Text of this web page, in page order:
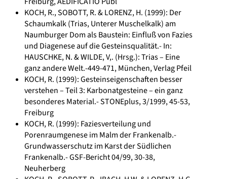
KOCH, R., SOBOTT, R. & LORENZ, H. (1999): Der
Schaumkalk (Trias, Unterer Muschelkalk) am
Naumburger Dom als Baustein: Einfluß von Fazies
und Diagenese auf die Gesteinsqualität.- In:
HAUSCHKE, N. & WILDE, V,. (Hrsg.): Trias – Eine
ganz andere Welt.-449-471, München, Verlag Pfeil
KOCH, R. (1999): Gesteinseigenschaften besser
verstehen – Teil 3: Karbonatgesteine – ein ganz
besonderes Material.- STONEplus, 3/1999, 45-53,
Freiburg
KOCH, R. (1999): Faziesverteilung und
Porenraumgenese im Malm der Frankenalb.-
Grundwasserschutz im Karst der Südlichen
Frankenalb.- GSF-Bericht 04/99, 30-38,
Neuherberg